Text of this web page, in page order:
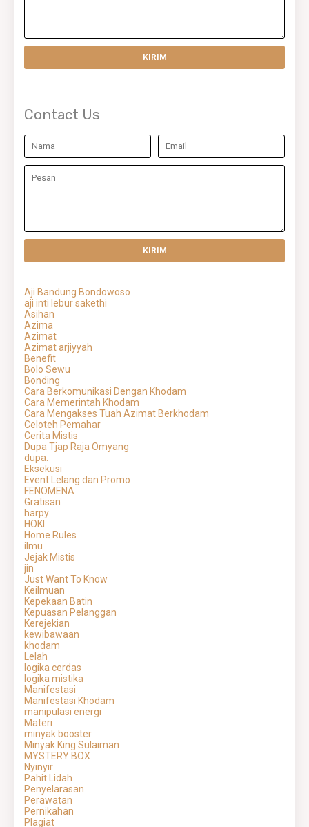
Contact Us
Aji Bandung Bondowoso
aji inti lebur sakethi
Asihan
Azima
Azimat
Azimat arjiyyah
Benefit
Bolo Sewu
Bonding
Cara Berkomunikasi Dengan Khodam
Cara Memerintah Khodam
Cara Mengakses Tuah Azimat Berkhodam
Celoteh Pemahar
Cerita Mistis
Dupa Tjap Raja Omyang
dupa.
Eksekusi
Event Lelang dan Promo
FENOMENA
Gratisan
harpy
HOKI
Home Rules
ilmu
Jejak Mistis
jin
Just Want To Know
Keilmuan
Kepekaan Batin
Kepuasan Pelanggan
Kerejekian
kewibawaan
khodam
Lelah
logika cerdas
logika mistika
Manifestasi
Manifestasi Khodam
manipulasi energi
Materi
minyak booster
Minyak King Sulaiman
MYSTERY BOX
Nyinyir
Pahit Lidah
Penyelarasan
Perawatan
Pernikahan
Plagiat